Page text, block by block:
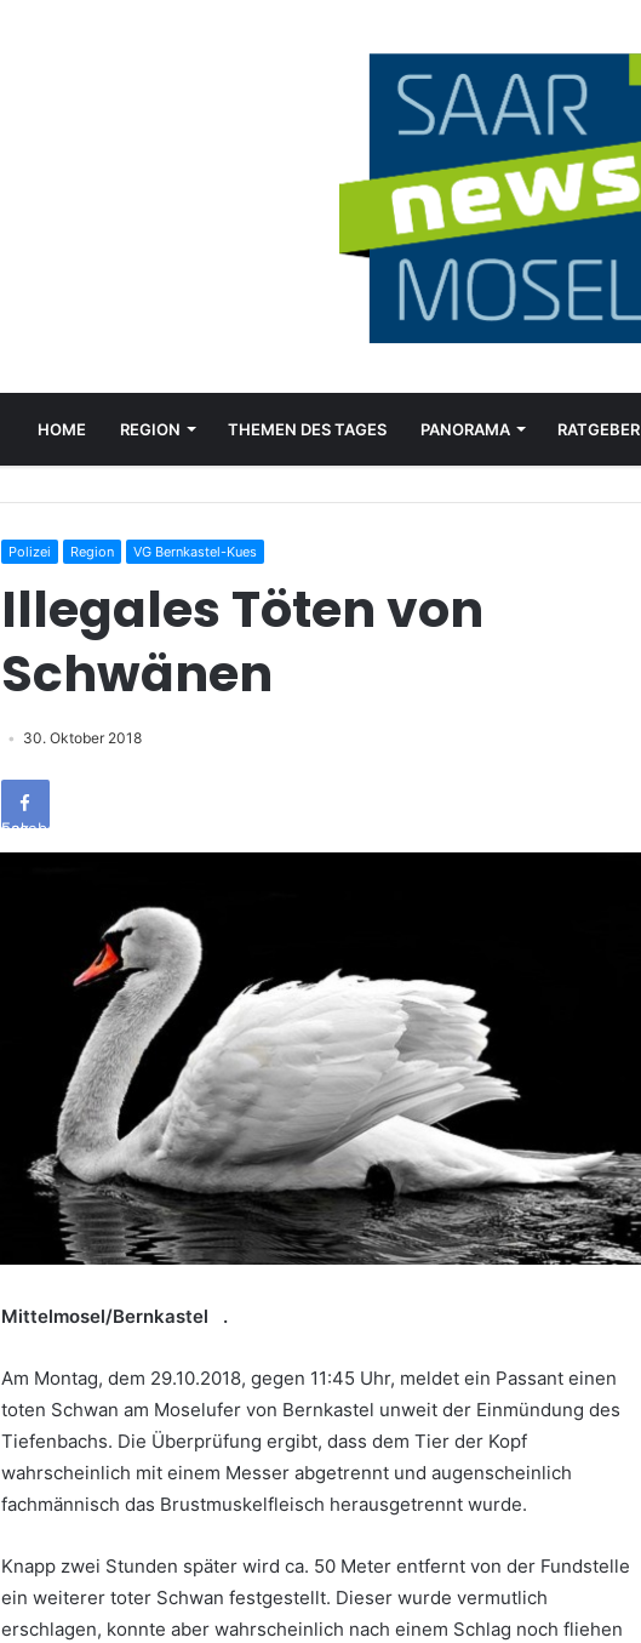
HOME REGION THEMEN DES TAGES PANORAMA RATGEBER
Polizei Region VG Bernkastel-Kues
Illegales Töten von
Schwänen
30. Oktober 2018
Facebook
Mittelmosel/Bernkastel .
Am Montag, dem 29.10.2018, gegen 11:45 Uhr, meldet ein Passant einen
toten Schwan am Moselufer von Bernkastel unweit der Einmündung des
Tiefenbachs. Die Überprüfung ergibt, dass dem Tier der Kopf
wahrscheinlich mit einem Messer abgetrennt und augenscheinlich
fachmännisch das Brustmuskelfleisch herausgetrennt wurde.
Knapp zwei Stunden später wird ca. 50 Meter entfernt von der Fundstelle
ein weiterer toter Schwan festgestellt. Dieser wurde vermutlich
erschlagen, konnte aber wahrscheinlich nach einem Schlag noch fliehen